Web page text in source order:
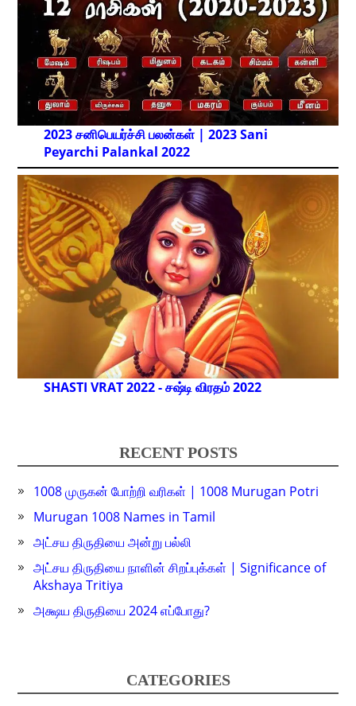
2023 சனிபெயர்ச்சி பலன்கள் | 2023 Sani
Peyarchi Palankal 2022
SHASTI VRAT 2022 - சஷ்டி விரதம் 2022
RECENT POSTS
1008 முருகன் போற்றி வரிகள் | 1008 Murugan Potri
Murugan 1008 Names in Tamil
அட்சய திருதியை அன்று பல்லி
அட்சய திருதியை நாளின் சிறப்புக்கள் | Significance of
Akshaya Tritiya
அக்ஷய திருதியை 2024 எப்போது?
CATEGORIES